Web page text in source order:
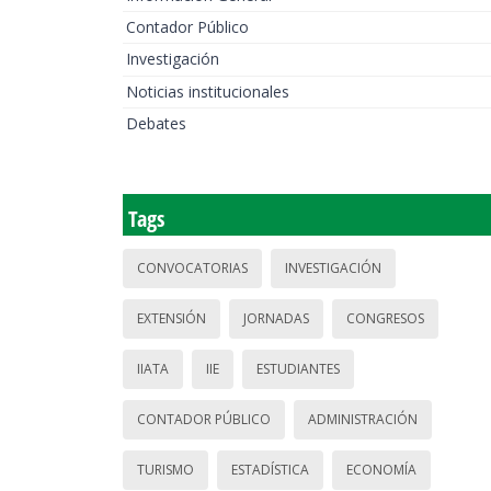
Contador Público
Investigación
Noticias institucionales
Debates
Tags
CONVOCATORIAS INVESTIGACIÓN
EXTENSIÓN JORNADAS CONGRESOS
IIATA IIE ESTUDIANTES
CONTADOR PÚBLICO ADMINISTRACIÓN
TURISMO ESTADÍSTICA ECONOMÍA